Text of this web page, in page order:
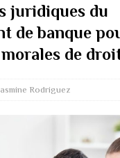
juridiques du
de banque
de
Rodriguez